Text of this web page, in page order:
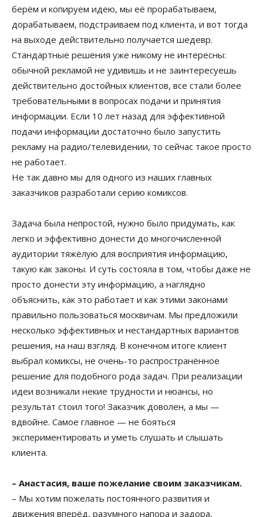
берём и копируем идею, мы её прорабатываем,
дорабатываем, подстраиваем под клиента, и вот тогда
на выходе действительно получается шедевр.
Стандартные решения уже никому не интересны:
обычной рекламой не удивишь и не заинтересуешь
действительно достойных клиентов, все стали более
требовательными в вопросах подачи и принятия
информации. Если 10 лет назад для эффективной
подачи информации достаточно было запустить
рекламу на радио/телевидении, то сейчас такое просто
не работает.
Не так давно мы для одного из наших главных
заказчиков разработали серию комиксов.
Задача была непростой, нужно было придумать, как
легко и эффективно донести до многочисленной
аудитории тяжёлую для восприятия информацию,
такую как законы. И суть состояла в том, чтобы даже не
просто донести эту информацию, а наглядно
объяснить, как это работает и как этими законами
правильно пользоваться москвичам. Мы предложили
несколько эффективных и нестандартных вариантов
решения, на наш взгляд. В конечном итоге клиент
выбрал комиксы, не очень-то распространённое
решение для подобного рода задач. При реализации
идеи возникали некие трудности и нюансы, но
результат стоил того! Заказчик доволен, а мы —
вдвойне. Самое главное — не бояться
экспериментировать и уметь слушать и слышать
клиента.
– Анастасия, ваше пожелание своим заказчикам.
– Мы хотим пожелать постоянного развития и
движения вперёд, разумного напора и задора,